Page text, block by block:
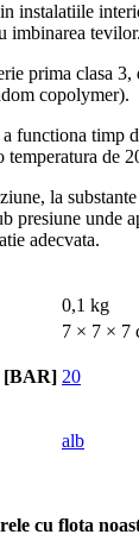
instalatiile
imbinarea tevilor.
prima clasa 3,
copolymer).
functiona timp
temperatura de
la
presiune unde
adecvata.
0,1 kg
7 × 7 × 7
[BAR] 20
alb
cu flota